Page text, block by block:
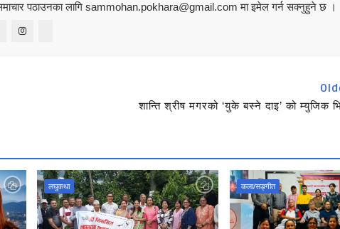
पठाउनका लागि sammohan.pokhara@gmail.com मा इमेल गर्न सक्नुहुने छ ।
शान्ति श्रीष मगरको ‘युके बस्ने दाइ’ को म्युजिक
लघुकथा कला/सङ्गीत